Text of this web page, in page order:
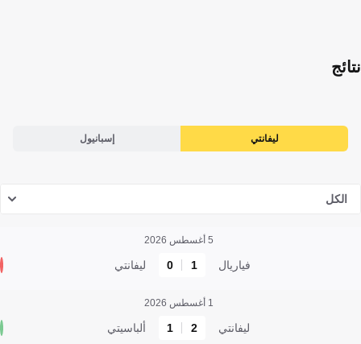
نتائج
ليفانتي إسبانيول
الكل
5 أغسطس 2026
فياريال 1
0 ليفانتي
1 أغسطس 2026
ليفانتي 2
1 ألباسيتي